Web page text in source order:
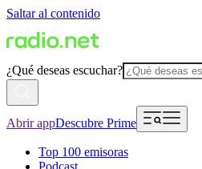
Saltar al contenido
¿Qué deseas escuchar?
Abrir appDescubre Prime
Top 100 emisoras
Podcast